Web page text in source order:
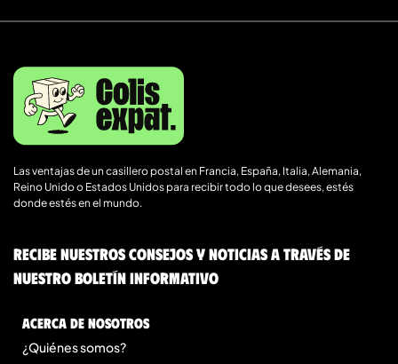
Las ventajas de un casillero postal en Francia, España, Italia, Alemania,
Reino Unido o Estados Unidos para recibir todo lo que desees, estés
donde estés en el mundo.
Recibe nuestros consejos y noticias a través de
nuestro boletín informativo
Acerca de nosotros
¿Quiénes somos?